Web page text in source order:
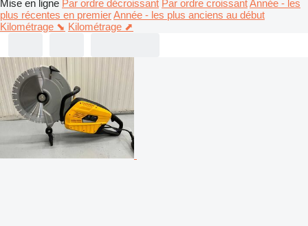
Mise en ligne Par ordre décroissant Par ordre croissantAnnée - les
plus récentes en premierAnnée - les plus anciens au début
Kilométrage ⬊ Kilométrage ⬈